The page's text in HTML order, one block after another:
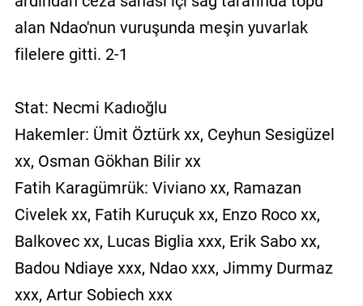
alan Ndao'nun vuruşunda meşin yuvarlak
filelere gitti. 2-1
Stat: Necmi Kadıoğlu
Hakemler: Ümit Öztürk xx, Ceyhun Sesigüzel
xx, Osman Gökhan Bilir xx
Fatih Karagümrük: Viviano xx, Ramazan
Civelek xx, Fatih Kuruçuk xx, Enzo Roco xx,
Balkovec xx, Lucas Biglia xxx, Erik Sabo xx,
Badou Ndiaye xxx, Ndao xxx, Jimmy Durmaz
xxx, Artur Sobiech xxx